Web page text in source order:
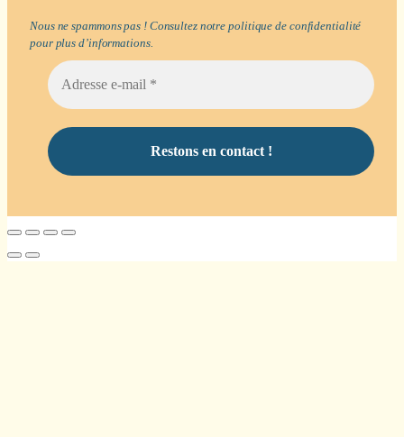
Nous ne spammons pas ! Consultez notrepolitique de confidentialité
pour plus d’informations.